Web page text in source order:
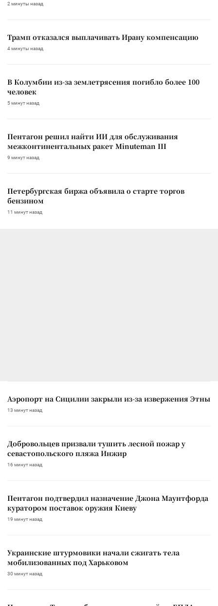
2 минуты назад
Трамп отказался выплачивать Ирану компенсацию
4 минуты назад
В Колумбии из-за землетрясения погибло более 100
человек
5 минут назад
Пентагон решил найти ИИ для обслуживания
межконтинентальных ракет Minuteman III
9 минут назад
Петербургская биржа объявила о старте торгов
бензином
11 минут назад
Аэропорт на Сицилии закрыли из-за извержения Этны
13 минут назад
Добровольцев призвали тушить лесной пожар у
севастопольского пляжа Инжир
16 минут назад
Пентагон подтвердил назначение Джона Маунтфорда
куратором поставок оружия Киеву
19 минут назад
Украинские штурмовики начали сжигать тела
мобилизованных под Харьковом
30 минут назад